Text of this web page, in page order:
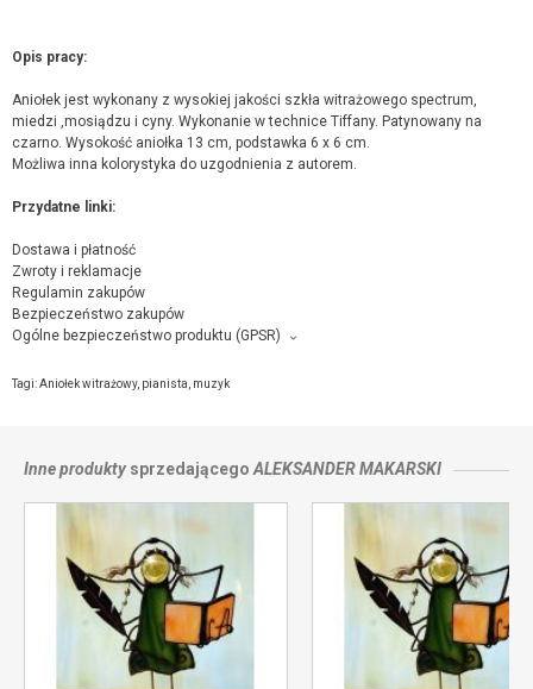
Opis pracy:
Aniołek jest wykonany z wysokiej jakości szkła witrażowego spectrum,
miedzi ,mosiądzu i cyny. Wykonanie w technice Tiffany. Patynowany na
czarno. Wysokość aniołka 13 cm, podstawka 6 x 6 cm.
Możliwa inna kolorystyka do uzgodnienia z autorem.
Przydatne linki:
Dostawa i płatność
Zwroty i reklamacje
Regulamin zakupów
Bezpieczeństwo zakupów
Ogólne bezpieczeństwo produktu (GPSR)
Aleksander Makarski FAMA, Osiedlowa 32/7, 26-600 Radom,
sprzedającym
Tagi:Aniołek witrażowy, pianista muzyk
Inne produktysprzedającego ALEKSANDER MAKARSKI